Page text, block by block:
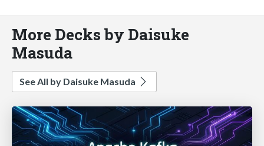
More Decks by Daisuke
Masuda
See All by Daisuke Masuda